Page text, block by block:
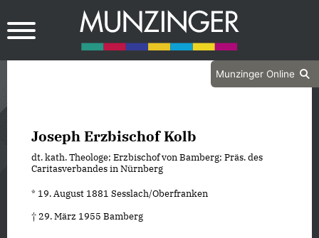
Munzinger Online
Joseph Erzbischof Kolb
dt. kath. Theologe; Erzbischof von Bamberg; Präs. des
Caritasverbandes in Nürnberg
* 19. August 1881 Sesslach/Oberfranken
† 29. März 1955 Bamberg